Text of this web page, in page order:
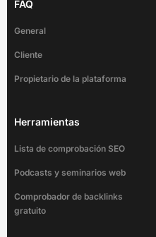
FAQ
General
Cliente
Propietario de la plataforma
Herramientas
Lista de comprobación SEO
Podcasts y seminarios web
Comprobador de backlinks
gratuito